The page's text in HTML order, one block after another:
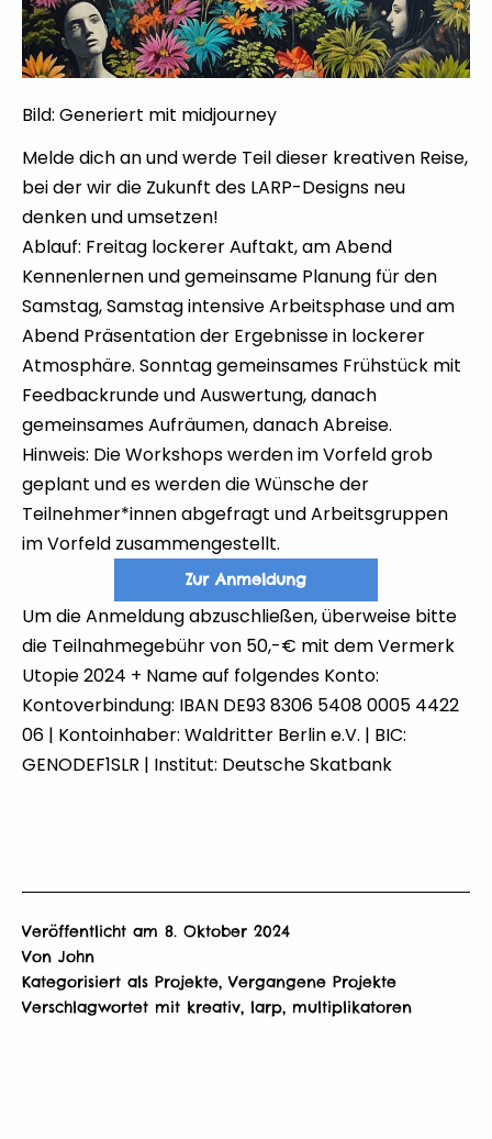
Bild: Generiert mit midjourney
Melde dich an und werde Teil dieser kreativen Reise,
bei der wir die Zukunft des LARP-Designs neu
denken und umsetzen!
Ablauf: Freitag lockerer Auftakt, am Abend
Kennenlernen und gemeinsame Planung für den
Samstag, Samstag intensive Arbeitsphase und am
Abend Präsentation der Ergebnisse in lockerer
Atmosphäre. Sonntag gemeinsames Frühstück mit
Feedbackrunde und Auswertung, danach
gemeinsames Aufräumen, danach Abreise.
Hinweis: Die Workshops werden im Vorfeld grob
geplant und es werden die Wünsche der
Teilnehmer*innen abgefragt und Arbeitsgruppen
im Vorfeld zusammengestellt.
Zur Anmeldung
Um die Anmeldung abzuschließen, überweise bitte
die Teilnahmegebühr von 50,-€ mit dem Vermerk
Utopie 2024 + Name auf folgendes Konto:
Kontoverbindung: IBAN DE93 8306 5408 0005 4422
06 | Kontoinhaber: Waldritter Berlin e.V. | BIC:
GENODEF1SLR | Institut: Deutsche Skatbank
Veröffentlicht am 8. Oktober 2024
Von John
Kategorisiert als Projekte,Vergangene Projekte
Verschlagwortet mit kreativ, larp, multiplikatoren